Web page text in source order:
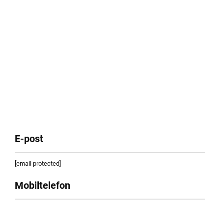
E-post
[email protected]
Mobiltelefon